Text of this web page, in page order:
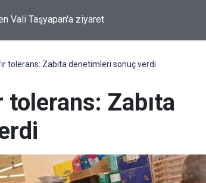
7 Kilo 720 Gram Eroin ele geçirildi
tolerans: Zabıta denetimleri sonuç verdi
tolerans: Zabıta